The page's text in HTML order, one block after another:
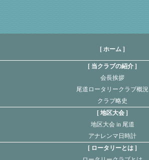
[ ホーム ]
当クラブの紹介
会長挨拶
尾道ロータリークラブ概況
クラブ略史
地区大会
地区大会 in 尾道
アナレンマ日時計
ロータリーとは